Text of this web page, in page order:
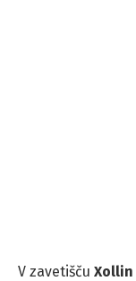
V zavetišču Xollin